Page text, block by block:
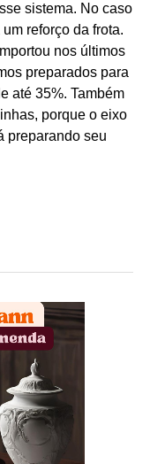
sistema. No caso
reforço da frota.
nos últimos
preparados para
até 35%. Também
porque o eixo
preparando seu